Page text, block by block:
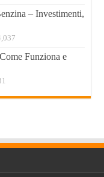
– Investimenti,
Funziona e